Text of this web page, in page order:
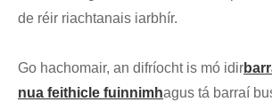
de réir riachtanais iarbhír.
Go hachomair, an difríocht is mó idir
nua feithicle fuinnimhagus tá barraí